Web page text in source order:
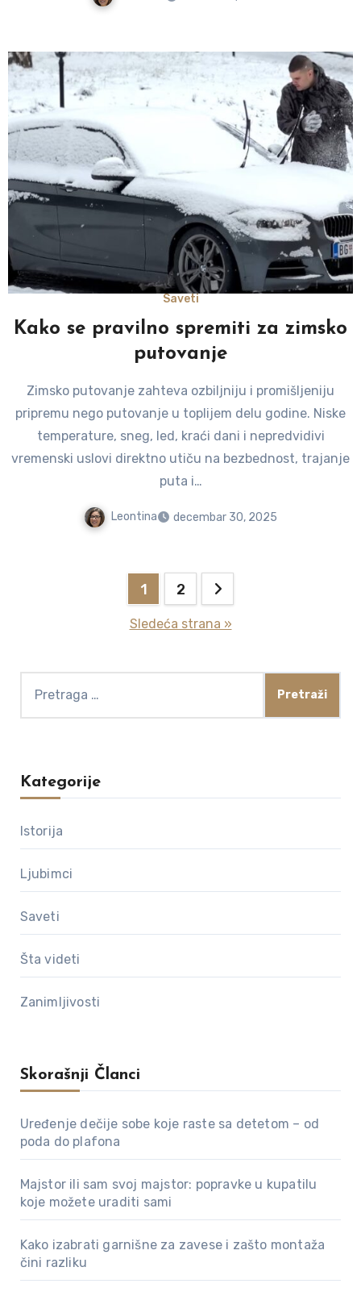
Saveti
Kako se pravilno spremiti za zimsko
putovanje
Zimsko putovanje zahteva ozbiljniju i promišljeniju
pripremu nego putovanje u toplijem delu godine. Niske
temperature, sneg, led, kraći dani i nepredvidivi
vremenski uslovi direktno utiču na bezbednost, trajanje
puta i…
Leontina decembar 30, 2025
1 2
Sledeća strana »
za:
Kategorije
Istorija
Ljubimci
Saveti
Šta videti
Zanimljivosti
Skorašnji Članci
Uređenje dečije sobe koje raste sa detetom – od
poda do plafona
Majstor ili sam svoj majstor: popravke u kupatilu
koje možete uraditi sami
Kako izabrati garnišne za zavese i zašto montaža
čini razliku